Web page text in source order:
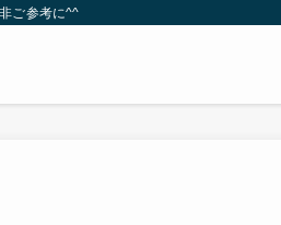
ご参考に^^